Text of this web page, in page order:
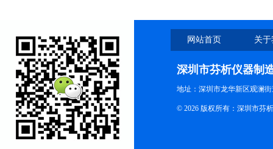
网站首页 关
深圳市芬析仪器制
地址：深圳市龙华新区观澜
© 2026 版权所有：深圳市芬